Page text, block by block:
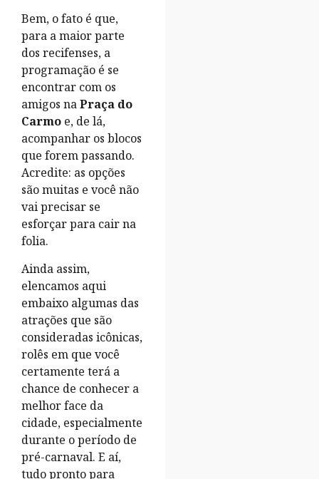
Bem, o fato é que,
para a maior parte
dos recifenses, a
programação é se
encontrar com os
amigos naPraça do
Carmo e, de lá,
acompanhar os blocos
que forem passando.
Acredite: as opções
são muitas e você não
vai precisar se
esforçar para cair na
folia.
Ainda assim,
elencamos aqui
embaixo algumas das
atrações que são
consideradas icônicas,
rolês em que você
certamente terá a
chance de conhecer a
melhor face da
cidade, especialmente
durante o período de
pré-carnaval. E aí,
tudo pronto para